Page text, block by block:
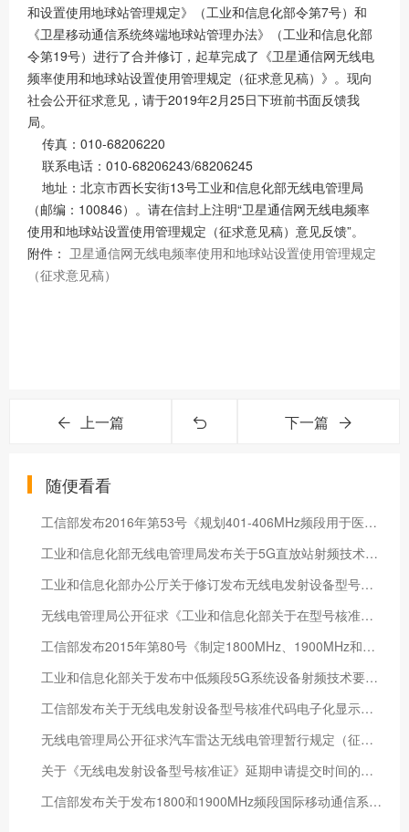
和设置使用地球站管理规定》（工业和信息化部令第7号）和
《卫星移动通信系统终端地球站管理办法》（工业和信息化部
令第19号）进行了合并修订，起草完成了《卫星通信网无线电
频率使用和地球站设置使用管理规定（征求意见稿）》。现向
社会公开征求意见，请于2019年2月25日下班前书面反馈我
局。
传真：010-68206220
联系电话：010-68206243/68206245
地址：北京市西长安街13号工业和信息化部无线电管理局
（邮编：100846）。请在信封上注明“卫星通信网无线电频率
使用和地球站设置使用管理规定（征求意见稿）意见反馈”。
附件： 卫星通信网无线电频率使用和地球站设置使用管理规定
（征求意见稿）
上一篇 下一篇
随便看看
工信部发布2016年第53号《规划401-406MHz频段用于医疗植入无线通信系统》公告
工业和信息化部无线电管理局发布关于5G直放站射频技术要求的通知
工业和信息化部办公厅关于修订发布无线电发射设备型号核准证书样式和代码编码规则的通知
无线电管理局公开征求《工业和信息化部关于在型号核准中开展对无线局域网设备支持IPv6协议能力测试有关事宜的通知（征求意见稿）》的意见
工信部发布2015年第80号《制定1800MHz、1900MHz和2100MHz频段IMT系统基站射频技术指标及台站设置要求》公告
工业和信息化部关于发布中低频段5G系统设备射频技术要求的通知
工信部发布关于无线电发射设备型号核准代码电子化显示事宜的通知
无线电管理局公开征求汽车雷达无线电管理暂行规定（征求意见稿）的意见
关于《无线电发射设备型号核准证》延期申请提交时间的通知
工信部发布关于发布1800和1900MHz频段国际移动通信系统基站射频技术指标和台站设置要求的通知